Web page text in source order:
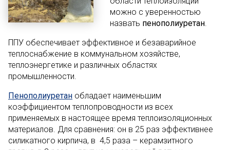
можно с уверенностью
назвать пенополиуретан.
ППУ обеспечивает эффективное и безаварийное
теплоснабжение в коммунальном хозяйстве,
теплоэнергетике и различных областях
промышленности.
Пенополиуретан обладает наименьшим
коэффициентом теплопроводности из всех
применяемых в настоящее время теплоизоляционных
материалов. Для сравнения: он в 25 раз эффективнее
силикатного кирпича, в 4,5 раза – керамзитного